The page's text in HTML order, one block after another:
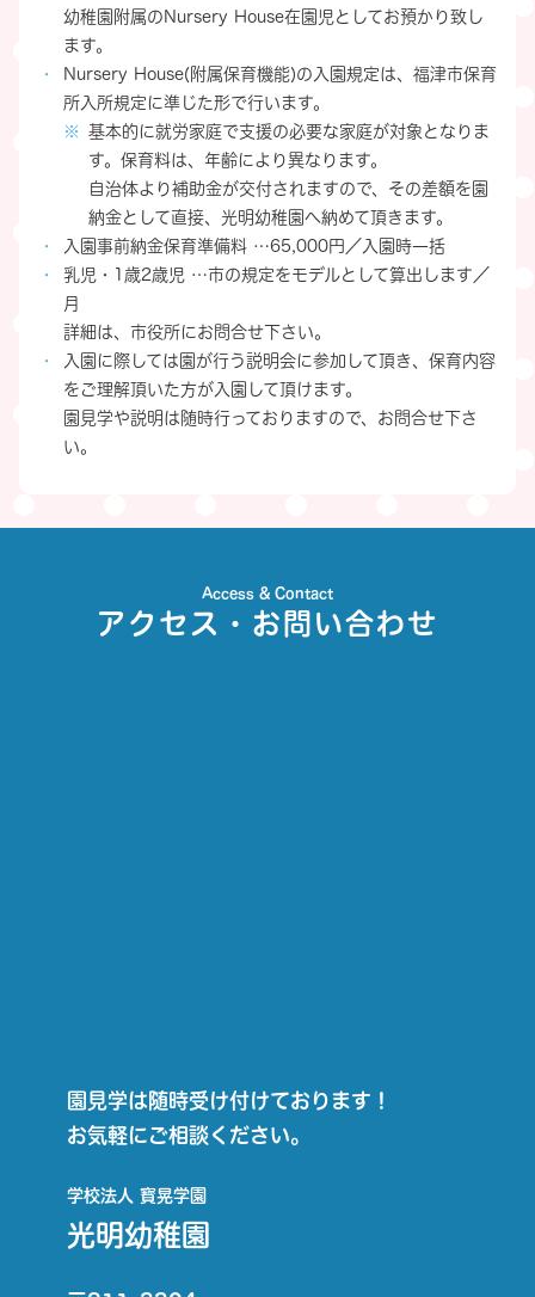
幼稚園附属のNursery House在園児としてお預かり致し
ます。
Nursery House(附属保育機能)の入園規定は、福津市保育
所入所規定に準じた形で行います。
基本的に就労家庭で支援の必要な家庭が対象となりま
す。保育料は、年齢により異なります。
自治体より補助金が交付されますので、その差額を園
納金として直接、光明幼稚園へ納めて頂きます。
入園事前納金保育準備料 …65,000円／入園時一括
乳児・1歳2歳児 …市の規定をモデルとして算出します／
月
詳細は、市役所にお問合せ下さい。
入園に際しては園が行う説明会に参加して頂き、保育内容
をご理解頂いた方が入園して頂けます。
園見学や説明は随時行っておりますので、お問合せ下さ
い。
Access & Contact
アクセス・お問い合わせ
園見学は随時受け付けております！
お気軽にご相談ください。
学校法人 寳晃学園
光明幼稚園